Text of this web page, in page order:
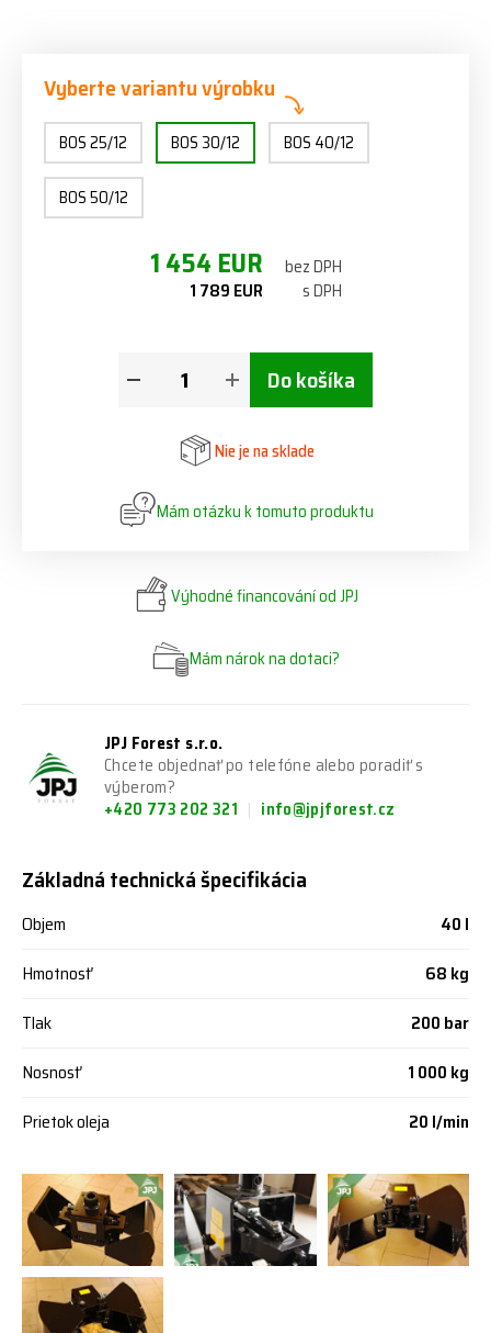
Vyberte variantu výrobku
BOS 25/12 BOS 30/12 BOS 40/12
BOS 50/12
1 454 EUR bez DPH
1 789 EUR s DPH
Do košíka
Nie je na sklade
Mám otázku k tomuto produktu
Výhodné financování od JPJ
Mám nárok na dotaci?
JPJ Forest s.r.o.
Chcete objednať po telefóne alebo poradiť s
výberom?
+420 773 202 321
info@jpjforest.cz
Základná technická špecifikácia
Objem
40 l
Hmotnosť
68 kg
Tlak
200 bar
Nosnosť
1 000 kg
Prietok oleja
20 l/min